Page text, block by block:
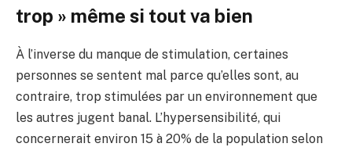
trop » même si tout va bien
À l’inverse du manque de stimulation, certaines
personnes se sentent mal parce qu’elles sont, au
contraire, trop stimulées par un environnement que
les autres jugent banal. L’hypersensibilité, qui
concernerait environ 15 à 20% de la population selon